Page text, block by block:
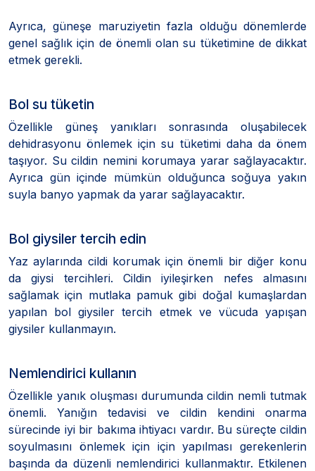
Ayrıca, güneşe maruziyetin fazla olduğu dönemlerde
genel sağlık için de önemli olan su tüketimine de dikkat
etmek gerekli.
Bol su tüketin
Özellikle güneş yanıkları sonrasında oluşabilecek
dehidrasyonu önlemek için su tüketimi daha da önem
taşıyor. Su cildin nemini korumaya yarar sağlayacaktır.
Ayrıca gün içinde mümkün olduğunca soğuya yakın
suyla banyo yapmak da yarar sağlayacaktır.
Bol giysiler tercih edin
Yaz aylarında cildi korumak için önemli bir diğer konu
da giysi tercihleri. Cildin iyileşirken nefes almasını
sağlamak için mutlaka pamuk gibi doğal kumaşlardan
yapılan bol giysiler tercih etmek ve vücuda yapışan
giysiler kullanmayın.
Nemlendirici kullanın
Özellikle yanık oluşması durumunda cildin nemli tutmak
önemli. Yanığın tedavisi ve cildin kendini onarma
sürecinde iyi bir bakıma ihtiyacı vardır. Bu süreçte cildin
soyulmasını önlemek için için yapılması gerekenlerin
başında da düzenli nemlendirici kullanmaktır. Etkilenen